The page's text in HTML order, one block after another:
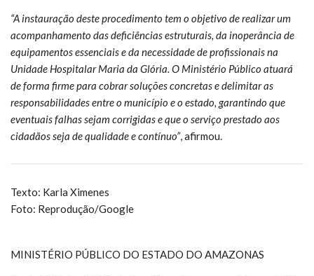
“A instauração deste procedimento tem o objetivo de realizar um
acompanhamento das deficiências estruturais, da inoperância de
equipamentos essenciais e da necessidade de profissionais na
Unidade Hospitalar Maria da Glória. O Ministério Público atuará
de forma firme para cobrar soluções concretas e delimitar as
responsabilidades entre o município e o estado, garantindo que
eventuais falhas sejam corrigidas e que o serviço prestado aos
cidadãos seja de qualidade e contínuo”, afirmou.
Texto: Karla Ximenes
Foto: Reprodução/Google
MINISTÉRIO PÚBLICO DO ESTADO DO AMAZONAS